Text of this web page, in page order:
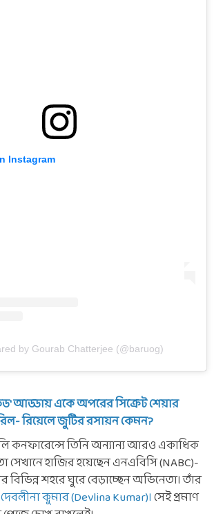
Instagram
by Gourab Chatterjee (@baruog)
আড্ডায় একে অপরের সিক্রেট শেয়ার
রিয়েলে জুটির রসায়ন কেমন?
কনফারেন্সে তিনি অন্যান্য আরও একাধিক
হাজির হয়েছেন এনএবিসি (NABC)-
শহরে ঘুরে বেড়াচ্ছেন অভিনেতা। তাঁর
দেবলীনা কুমার (Devlina Kumar)।সেই প্রমাণ